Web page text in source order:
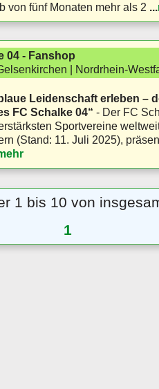
von fünf Monaten mehr als 2 ...
04 - Fanshop
| Nordrhein-
Leidenschaft erleben –
FC Schalke 04“ - Der FC
Sportvereine
(Stand: 11. Juli 2025),
1 bis 10 von
1